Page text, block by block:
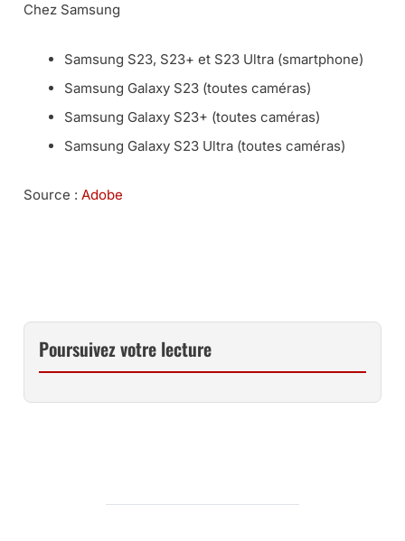
Chez Samsung
Samsung S23, S23+ et S23 Ultra (smartphone)
Samsung Galaxy S23 (toutes caméras)
Samsung Galaxy S23+ (toutes caméras)
Samsung Galaxy S23 Ultra (toutes caméras)
Source : Adobe
Poursuivez votre lecture